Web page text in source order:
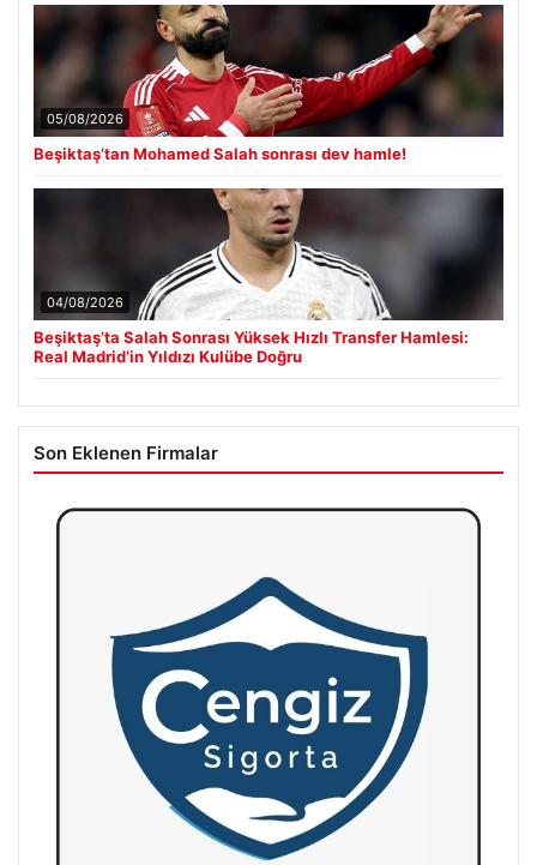
05/08/2026
Beşiktaş’tan Mohamed Salah sonrası dev hamle!
04/08/2026
Beşiktaş’ta Salah Sonrası Yüksek Hızlı Transfer Hamlesi:
Real Madrid’in Yıldızı Kulübe Doğru
Son Eklenen Firmalar